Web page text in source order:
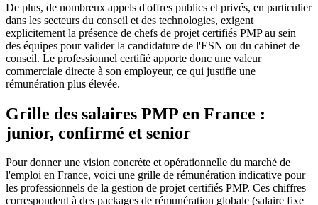
De plus, de nombreux appels d'offres publics et privés, en particulier
dans les secteurs du conseil et des technologies, exigent
explicitement la présence de chefs de projet certifiés PMP au sein
des équipes pour valider la candidature de l'ESN ou du cabinet de
conseil. Le professionnel certifié apporte donc une valeur
commerciale directe à son employeur, ce qui justifie une
rémunération plus élevée.
Grille des salaires PMP en France :
junior, confirmé et senior
Pour donner une vision concrète et opérationnelle du marché de
l'emploi en France, voici une grille de rémunération indicative pour
les professionnels de la gestion de projet certifiés PMP. Ces chiffres
correspondent à des packages de rémunération globale (salaire fixe